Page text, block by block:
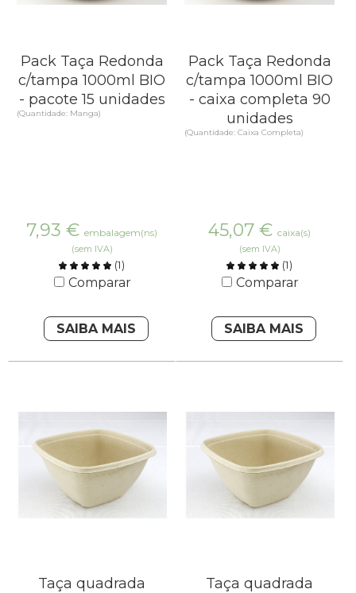
Pack Taça Redonda
c/tampa 1000ml BIO
- pacote 15 unidades
(Quantidade: Manga)
7,93 € embalagem(ns)
(sem IVA)
(1)
Comparar
SAIBA MAIS
Pack Taça Redonda
c/tampa 1000ml BIO
- caixa completa 90
unidades
(Quantidade: Caixa Completa)
45,07 € caixa(s)
(sem IVA)
(1)
Comparar
SAIBA MAIS
Taça quadrada
Taça quadrada